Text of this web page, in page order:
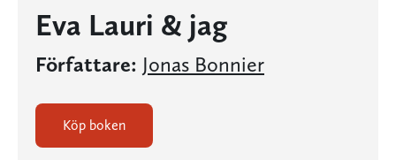
Eva Lauri & jag
Författare: Jonas Bonnier
Köp boken